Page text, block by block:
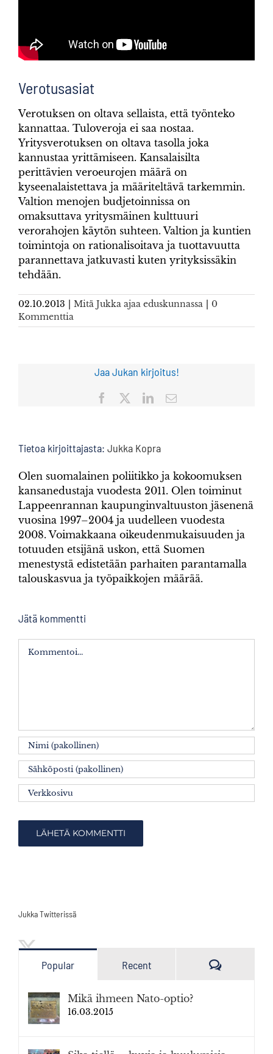
Verotusasiat
Verotuksen on oltava sellaista, että työnteko
kannattaa. Tuloveroja ei saa nostaa.
Yritysverotuksen on oltava tasolla joka
kannustaa yrittämiseen. Kansalaisilta
perittävien veroeurojen määrä on
kyseenalaistettava ja määriteltävä tarkemmin.
Valtion menojen budjetoinnissa on
omaksuttava yritysmäinen kulttuuri
verorahojen käytön suhteen. Valtion ja kuntien
toimintoja on rationalisoitava ja tuottavuutta
parannettava jatkuvasti kuten yrityksissäkin
tehdään.
02.10.2013 Mitä Jukka ajaa eduskunnassa
0
Kommenttia
Jaa Jukan kirjoitus!
Facebook LinkedInSähköposti
Tietoa kirjoittajasta: Jukka Kopra
Olen suomalainen poliitikko ja kokoomuksen
kansanedustaja vuodesta 2011. Olen toiminut
Lappeenrannan kaupunginvaltuuston jäsenenä
vuosina 1997–2004 ja uudelleen vuodesta
2008. Voimakkaana oikeudenmukaisuuden ja
totuuden etsijänä uskon, että Suomen
menestystä edistetään parhaiten parantamalla
talouskasvua ja työpaikkojen määrää.
Jätä kommentti
Kommentti
Jukka Twitterissä
Popular Recent Kommenttia
Mikä ihmeen Nato-optio?
16.03.2015